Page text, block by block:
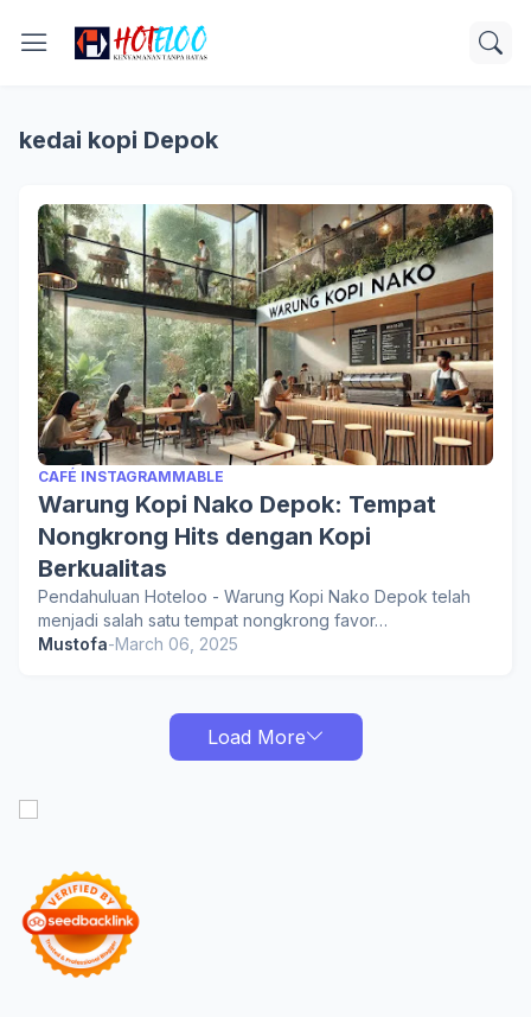
kedai kopi Depok
CAFÉ INSTAGRAMMABLE
Warung Kopi Nako Depok: Tempat
Nongkrong Hits dengan Kopi
Berkualitas
Pendahuluan Hoteloo - Warung Kopi Nako Depok telah
menjadi salah satu tempat nongkrong favor…
Mustofa-March 06, 2025
Load More